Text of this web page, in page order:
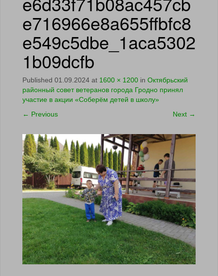
e716966e8a655ffbfc8
e549c5dbe_1aca5302
1b09dcfb
Published 01.09.2024 at 1600 × 1200 in Октябрьский
районный совет ветеранов города Гродно принял
участие в акции «Соберём детей в школу»
← Previous Next →